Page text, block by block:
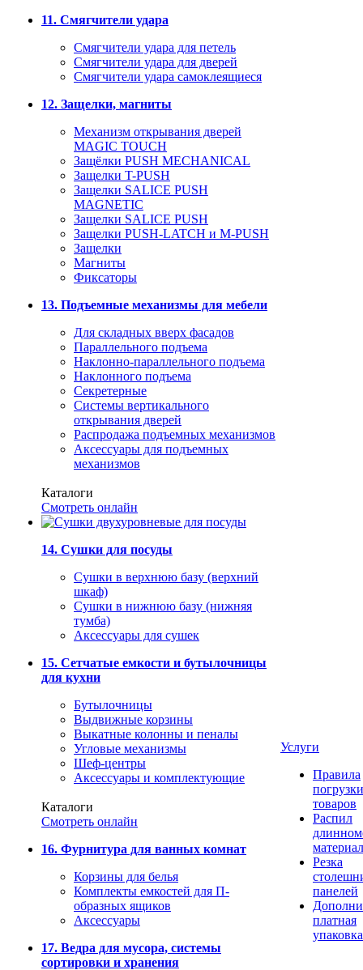
11. Смягчители удара
Смягчители удара для петель
Смягчители удара для дверей
Cмягчители удара самоклеящиеся
12. Защелки, магниты
Механизм открывания дверей
MAGIC TOUCH
Защёлки PUSH MECHANICAL
Защелки T-PUSH
Защелки SALICE PUSH
MAGNETIC
Защелки SALICE PUSH
Защелки PUSH-LATCH и M-PUSH
Защелки
Магниты
Фиксаторы
13. Подъемные механизмы для мебели
Для складных вверх фасадов
Параллельного подъема
Наклонно-параллельного подъема
Наклонного подъема
Секретерные
Системы вертикального
открывания дверей
Распродажа подъемных механизмов
Аксессуары для подъемных
механизмов
Каталоги
Смотреть онлайн
14. Сушки для посуды
Сушки в верхнюю базу (верхний
шкаф)
Сушки в нижнюю базу (нижняя
тумба)
Аксессуары для сушек
15. Сетчатые емкости и бутылочницы
для кухни
Бутылочницы
Выдвижные корзины
Выкатные колонны и пеналы
Угловые механизмы
Шеф-центры
Аксессуары и комплектующие
Каталоги
Смотреть онлайн
16. Фурнитура для ванных комнат
Корзины для белья
Комплекты емкостей для П-
образных ящиков
Аксессуары
17. Ведра для мусора, системы
сортировки и хранения
Услуги
Правила
погрузки
товаров
Распил
Резка
панелей
платная
упаковка